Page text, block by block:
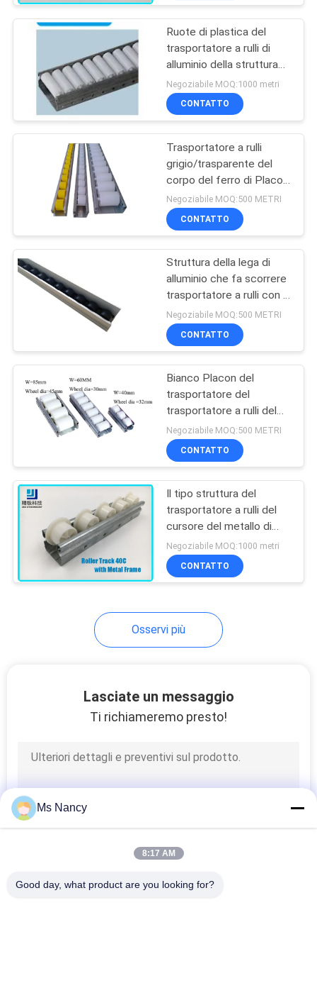
tubo d'acciaio
rivestito di plastica
36
Scaffale di tubo
d'acciaio
Banco da lavoro del
tubo
Trasportatore a rulli
31
Giunto per
trasportatore a rulli
Montaggi dello
scaffale di tubo
Ruote di plastica del
trasportatore a rulli di
alluminio della struttura
riciclabili con i rulli 60-B
del PE
Negoziabile MOQ:1000 metri
CONTATTO
Trasportatore a rulli
grigio/trasparente del
corpo del ferro di Placon
per il sistema dello
scaffale di scivolamento
Negoziabile MOQ:500 METRI
CONTATTO
Struttura della lega di
alluminio che fa scorrere
trasportatore a rulli con la
ruota del nero di ESD e la
flangia dell'alluminio
Negoziabile MOQ:500 METRI
CONTATTO
Bianco Placon del
trasportatore del
trasportatore a rulli del
sistema 60mm dei rulli
della pista della struttura
del ferro
Negoziabile MOQ:500 METRI
CONTATTO
Il tipo struttura del
trasportatore a rulli del
cursore del metallo di
larghezza 40mm di 40C
per i trasportatori ed il
flusso tormentano
Negoziabile MOQ:1000 metri
CONTATTO
Osservi più
Lasciate un messaggio
Ti richiameremo presto!
Ms Nancy
8:17 AM
Good day, what product are you looking for?